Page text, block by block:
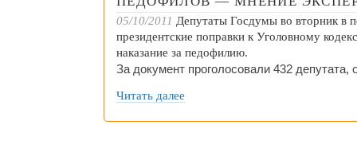
05/10/2011 Депутаты Госдумы во вторник в
президентские поправки к Уголовному
наказание за педофилию.
За документ проголосовали 432
Читать далее